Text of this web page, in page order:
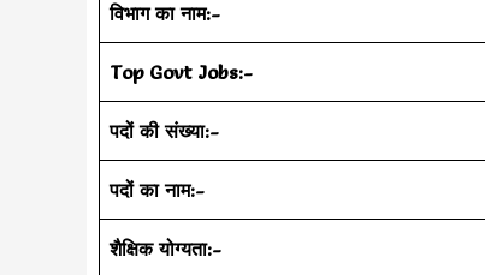
विभाग का नाम:-
Top Govt Jobs:-
पदों की संख्या:-
पदों का नाम:-
शैक्षिक योग्यता:-